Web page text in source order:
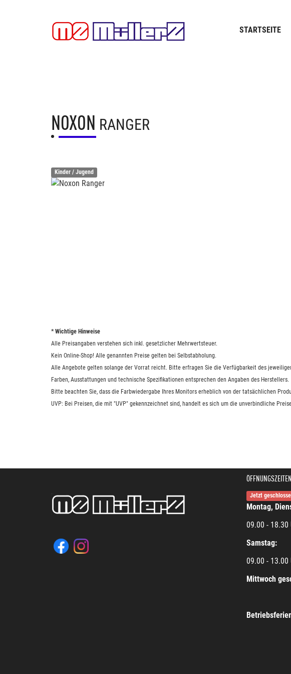
STARTSEITE
NOXON RANGER
Kinder / Jugend
* Wichtige Hinweise
Alle Preisangaben verstehen sich inkl. gesetzlicher Mehrwertsteuer.
Kein Online-Shop! Alle genannten Preise gelten bei Selbstabholung.
Alle Angebote gelten solange der Vorrat reicht. Bitte erfragen Sie die Verfügbarkeit des
Farben, Ausstattungen und technische Spezifikationen entsprechen den Angaben des Herstellers.
Bitte beachten Sie, dass die Farbwiedergabe Ihres Monitors erheblich von der tatsächlichen
UVP: Bei Preisen, die mit "UVP" gekennzeichnet sind, handelt es sich um die unverbindliche
ÖFFNUNGSZEITEN
Jetzt
Montag,
09.00 - 18.30
Samstag:
09.00 - 13.00
Mittwoch